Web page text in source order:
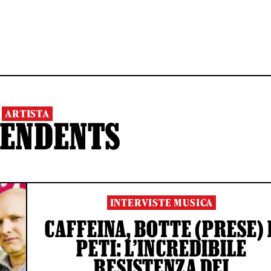
ARTISTA
INTERVISTE MUSICA
CAFFEINA, BOTTE (PRESE)
PETI: L’INCREDIBILE